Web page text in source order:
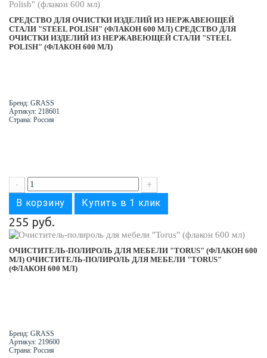
СРЕДСТВО ДЛЯ ОЧИСТКИ ИЗДЕЛИЙ ИЗ НЕРЖАВЕЮЩЕЙ
СТАЛИ "STEEL POLISH" (ФЛАКОН 600 МЛ) СРЕДСТВО ДЛЯ
ОЧИСТКИ ИЗДЕЛИЙ ИЗ НЕРЖАВЕЮЩЕЙ СТАЛИ "STEEL
POLISH" (ФЛАКОН 600 МЛ)
Бренд: GRASS
Артикул: 218601
Страна: Россия
- +
В корзину Купить в 1 клик
255 руб.
ОЧИСТИТЕЛЬ-ПОЛИРОЛЬ ДЛЯ МЕБЕЛИ "TORUS" (ФЛАКОН 600
МЛ) ОЧИСТИТЕЛЬ-ПОЛИРОЛЬ ДЛЯ МЕБЕЛИ "TORUS"
(ФЛАКОН 600 МЛ)
Бренд: GRASS
Артикул: 219600
Страна: Россия